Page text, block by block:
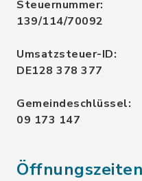
Steuernummer:
139/114/70092
Umsatzsteuer-ID:
DE128 378 377
Gemeindeschlüssel:
09 173 147